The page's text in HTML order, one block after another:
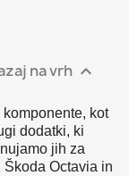
na vrh 
kot
dodatki, ki
jih za
Octavia in